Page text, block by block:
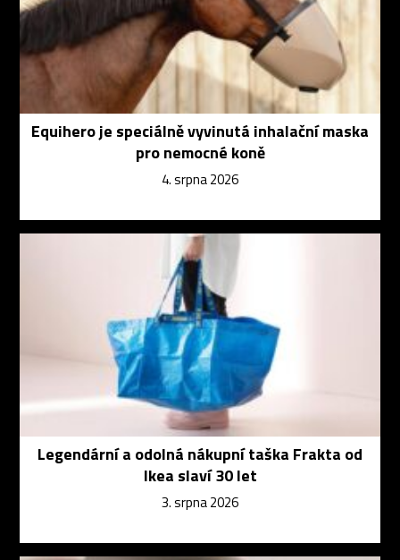
Equihero je speciálně vyvinutá inhalační maska
pro nemocné koně
4. srpna 2026
Legendární a odolná nákupní taška Frakta od
Ikea slaví 30 let
3. srpna 2026